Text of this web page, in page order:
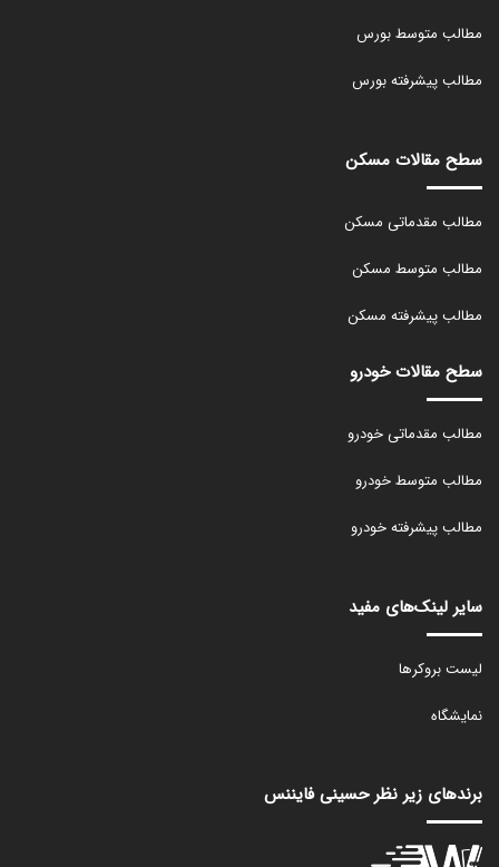
مطالب متوسط بورس
مطالب پیشرفته بورس
سطح مقالات مسکن
مطالب مقدماتی مسکن
مطالب متوسط مسکن
مطالب پیشرفته مسکن
سطح مقالات خودرو
مطالب مقدماتی خودرو
مطالب متوسط خودرو
مطالب پیشرفته خودرو
سایر لینک‌های مفید
لیست بروکرها
نمایشگاه
برندهای زیر نظر حسینی فایننس